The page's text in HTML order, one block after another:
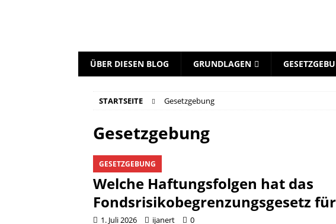
ÜBER DIESEN BLOG GRUNDLAGEN
STARTSEITE Gesetzgebung
Gesetzgebung
GESETZGEBUNG
Welche Haftungsfolgen hat das
Fondsrisikobegrenzungsgesetz
1. Juli 2026 ijanert 0